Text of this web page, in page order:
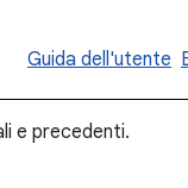
Guida dell'utente
e precedenti.